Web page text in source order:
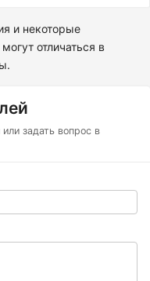
и некоторые
отличаться в
задать вопрос в